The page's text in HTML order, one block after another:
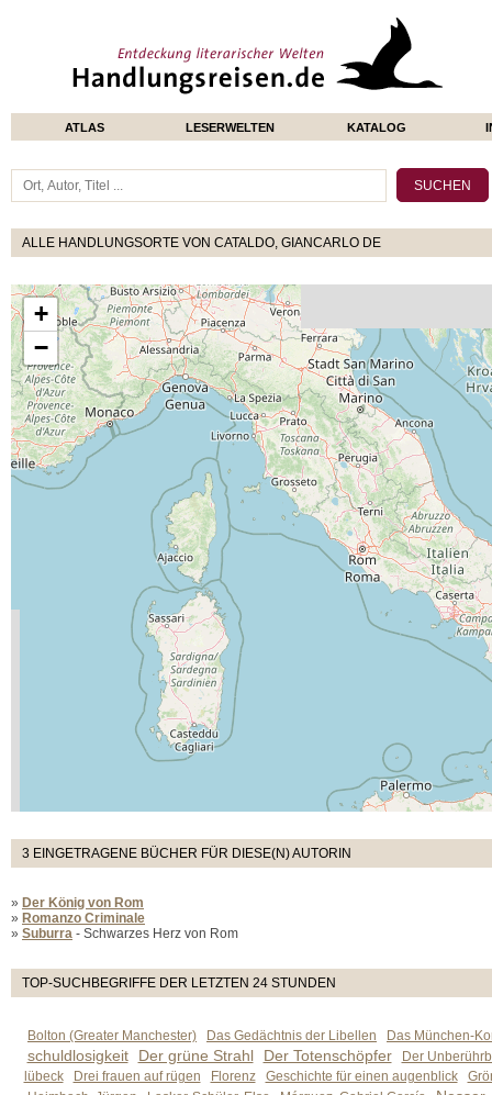
ATLAS LESERWELTEN KATALOG
ALLE HANDLUNGSORTE VON CATALDO, GIANCARLO DE
+
−
3 EINGETRAGENE BÜCHER FÜR DIESE(N) AUTORIN
» Der König von Rom
» Romanzo Criminale
» Suburra - Schwarzes Herz von Rom
TOP-SUCHBEGRIFFE DER LETZTEN 24 STUNDEN
Bolton (Greater Manchester) Das Gedächtnis der Libellen Das München-
schuldlosigkeit Der grüne Strahl Der Totenschöpfer
Der
lübeck
Drei frauen auf rügen Florenz Geschichte für einen augenblick